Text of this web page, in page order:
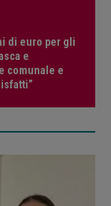
di euro per gli
e
comunale e